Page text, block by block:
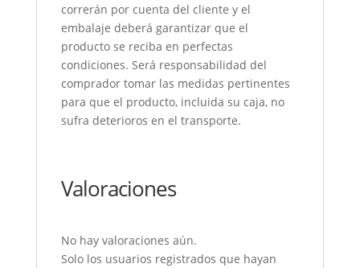
correrán por cuenta del cliente y el
embalaje deberá garantizar que el
producto se reciba en perfectas
condiciones. Será responsabilidad del
comprador tomar las medidas pertinentes
para que el producto, incluida su caja, no
sufra deterioros en el transporte.
Valoraciones
No hay valoraciones aún.
Solo los usuarios registrados que hayan